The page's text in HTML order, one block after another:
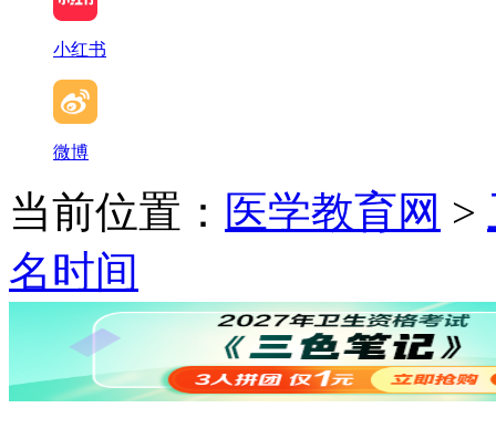
小红书
微博
当前位置： 医学教育网 >
名时间